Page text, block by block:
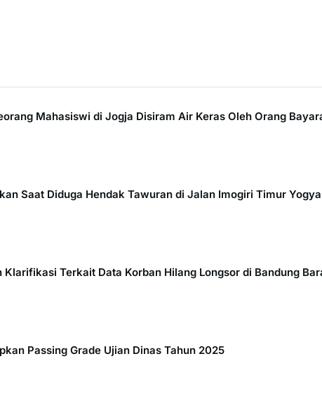
Mahasiswi di Jogja Disiram Air Keras Oleh Orang
Saat Diduga Hendak Tawuran di Jalan Imogiri Timur
Terkait Data Korban Hilang Longsor di Bandung
Passing Grade Ujian Dinas Tahun 2025